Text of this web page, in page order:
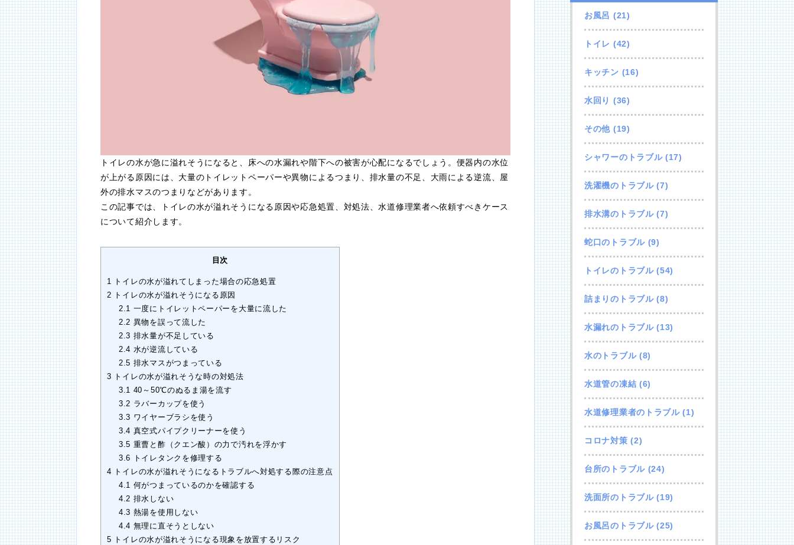
トイレの水が急に溢れそうになると、床への水漏れや階下への被害が心配になるでしょう。便器内の水位
が上がる原因には、大量のトイレットペーパーや異物によるつまり、排水量の不足、大雨による逆流、屋
外の排水マスのつまりなどがあります。
この記事では、トイレの水が溢れそうになる原因や応急処置、対処法、水道修理業者へ依頼すべきケース
について紹介します。
目次
1 トイレの水が溢れてしまった場合の応急処置
2 トイレの水が溢れそうになる原因
2.1 一度にトイレットペーパーを大量に流した
2.2 異物を誤って流した
2.3 排水量が不足している
2.4 水が逆流している
2.5 排水マスがつまっている
3 トイレの水が溢れそうな時の対処法
3.1 40～50℃のぬるま湯を流す
3.2 ラバーカップを使う
3.3 ワイヤーブラシを使う
3.4 真空式パイプクリーナーを使う
3.5 重曹と酢（クエン酸）の力で汚れを浮かす
3.6 トイレタンクを修理する
4 トイレの水が溢れそうになるトラブルへ対処する際の注意点
4.1 何がつまっているのかを確認する
4.2 排水しない
4.3 熱湯を使用しない
4.4 無理に直そうとしない
5 トイレの水が溢れそうになる現象を放置するリスク
お風呂 (21)
トイレ (42)
キッチン (16)
水回り (36)
その他 (19)
シャワーのトラブル(17)
洗濯機のトラブル(7)
排水溝のトラブル(7)
蛇口のトラブル(9)
トイレのトラブル(54)
詰まりのトラブル(8)
水漏れのトラブル(13)
水のトラブル(8)
水道管の凍結 (6)
水道修理業者のトラブル(1)
コロナ対策 (2)
台所のトラブル(24)
洗面所のトラブル(19)
お風呂のトラブル(25)